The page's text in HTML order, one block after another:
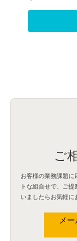
ご
お客様の業務課題に
トな組合せで、
ご
いましたらお気軽に
メ